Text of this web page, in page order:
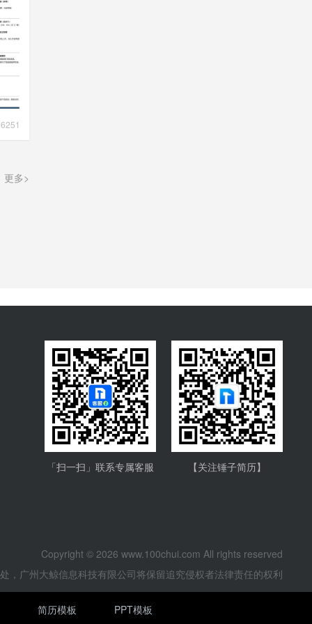
6251
更多>
「扫一扫」联系专属客服 【关注锤子简历】
Copyright © 2026 www.100chui.com All rights reserved
，广州大鲸信息科技有限公司将保留追究侵权者法律责任的权利
简历模板 PPT模板